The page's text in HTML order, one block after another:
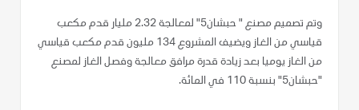
وتم تصميم مصنع " حبشان5" لمعالجة 2.32 مليار قدم مكعب
قياسي من الغاز ويضيف المشروع 134 مليون قدم مكعب قياسي
من الغاز يوميا بعد زيادة قدرة مرافق معالجة وفصل الغاز لمصنع
"حبشان5" بنسبة 110 في المائة.